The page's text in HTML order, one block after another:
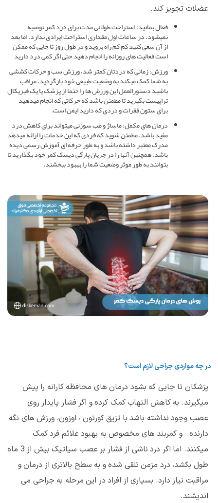
عضلات تجویز کند.
فعال بمانید: استراحت طولانی مدت برای درد کمر توصیه
نمیشود. در ساعات اول مقداری استراحت ایرادی ندارد. اما بعد
از آن سعی کنید کم کم راه بروید و در طول روز تا جایی که ممکن
است فعالیت های روزانه را انجام دهید حتی اگر کمی درد دارید
ورزش: زمانی که دردتان کمتر شد، ورزش سب و حرکات کششی
به شما کمک میکند به وضعیت طبیعی خود بازگردید. مراقب
باشید دستورالعمل این ورزش ها را حتما از پزشک یا یک فیزیکال
تراپیست بگیرید تا مطمئن باشد که حرکاتی که انجام میدهید
برای ستون فقرات و دردی که دارید ایمن است.
درمان های مکمل: ماساژ و طب سوزنی میتواند برای کاهش درد
مفید باشد. مطمئن شوید که فردی که این خدمات را ارائه میدهد
مدرک معتبر داشته باشد و به طور حرفه ای آموزش رسمی دیده
باشد. همچنین آنها را در جریان پارگی دیسک کمر خود بگذارید تا
بتوانند به طور موثر وضعیت شما را بهبود ببخشند.
در چه مواردی جراحی لازم است؟
پزشکان تا جایی که بشود درمان های محافظه کارانه را پیش
میگیرند. به کاهش التهاب کمک کرده و اگر فشار پایدار روی
عصب وجود نداشته باشد با تزیق کورتون ، اوزون، ورزش های نگه
دارنده. و کمربند های مخصوص به بهبود علائم فرد کمک
میکنند. اما اگر درد ناشی از فشار بر عصب سیاتیک بیش از 3 ماه
طول بکشد، درد مزمن تلقی شده و به سطح بالاتری از درمان و
مراقبت نیاز دارد. بسیاری از افراد در این مرحله به جراحی می
اندیشند.